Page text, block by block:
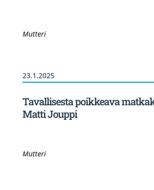
Mutteri
23.1.2025
Tavallisesta poikkeava
Matti Jouppi
Mutteri